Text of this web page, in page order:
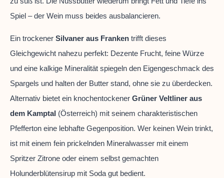
Spiel – der Wein muss beides ausbalancieren.
Ein trockener Silvaner aus Franken trifft dieses
Gleichgewicht nahezu perfekt: Dezente Frucht, feine Würze
und eine kalkige Mineralität spiegeln den Eigengeschmack des
Spargels und halten der Butter stand, ohne sie zu überdecken.
Alternativ bietet ein knochentockener Grüner Veltliner aus
dem Kamptal (Österreich) mit seinem charakteristischen
Pfefferton eine lebhafte Gegenposition. Wer keinen Wein trinkt,
ist mit einem fein prickelnden Mineralwasser mit einem
Spritzer Zitrone oder einem selbst gemachten
Holunderblütensirup mit Soda gut bedient.